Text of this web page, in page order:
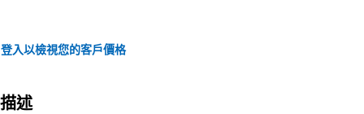
登入以檢視您的客戶價格
描述